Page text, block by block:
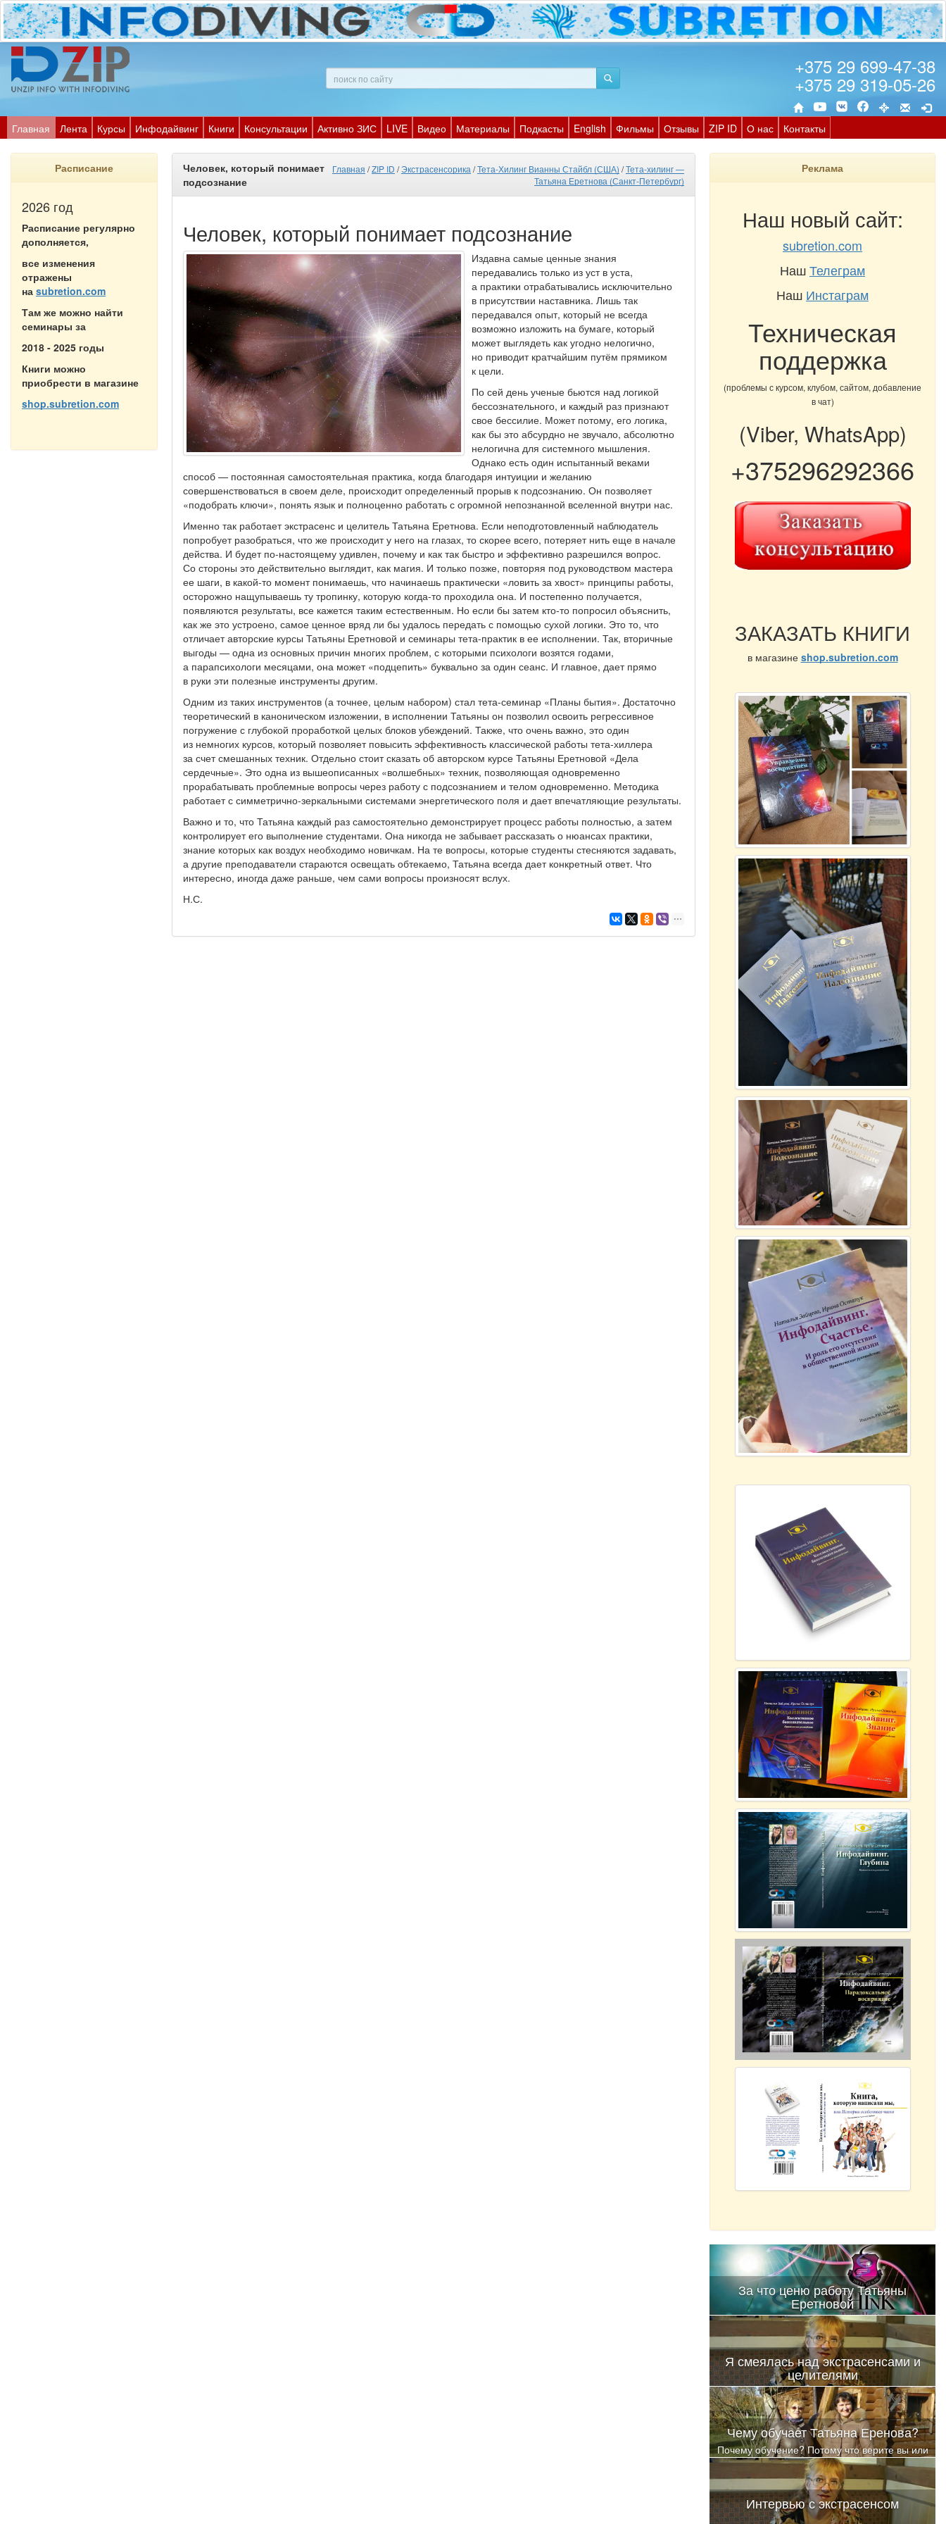
+375 29 699-47-38
+375 29 319-05-26
Главная Лента Курсы Инфодайвинг Книги Консультации Активно ЗИС LIVE Видео Материалы Подкасты English Фильмы Отзывы ZIP ID О нас Контакты
Расписание
2026 год
Расписание регулярно
дополняется,
все изменения
отражены
на subretion.com
Там же можно найти
семинары за
2018 - 2025 годы
Книги можно
приобрести в магазине
shop.subretion.com
Человек, который понимает
подсознание
Главная /ZIP ID /Экстрасенсорика /Тета-Хилинг Вианны Стайбл (США) /Тета-хилинг —
Татьяна Еретнова (Санкт-Петербург)
Человек, который понимает подсознание
Издавна самые ценные знания
передавались только из уст в уста,
а практики отрабатывались исключительно
в присутствии наставника. Лишь так
передавался опыт, который не всегда
возможно изложить на бумаге, который
может выглядеть как угодно нелогично,
но приводит кратчайшим путём прямиком
к цели.
По сей день ученые бьются над логикой
бессознательного, и каждый раз признают
свое бессилие. Может потому, его логика,
как бы это абсурдно не звучало, абсолютно
нелогична для системного мышления.
Однако есть один испытанный веками
способ — постоянная самостоятельная практика, когда благодаря интуиции и желанию
совершенствоваться в своем деле, происходит определенный прорыв к подсознанию. Он позволяет
«подобрать ключи», понять язык и полноценно работать с огромной непознанной вселенной внутри нас.
Именно так работает экстрасенс и целитель Татьяна Еретнова. Если неподготовленный наблюдатель
попробует разобраться, что же происходит у него на глазах, то скорее всего, потеряет нить еще в начале
действа. И будет по-настоящему удивлен, почему и как так быстро и эффективно разрешился вопрос.
Со стороны это действительно выглядит, как магия. И только позже, повторяя под руководством мастера
ее шаги, в какой-то момент понимаешь, что начинаешь практически «ловить за хвост» принципы работы,
осторожно нащупываешь ту тропинку, которую когда-то проходила она. И постепенно получается,
появляются результаты, все кажется таким естественным. Но если бы затем кто-то попросил объяснить,
как же это устроено, самое ценное вряд ли бы удалось передать с помощью сухой логики. Это то, что
отличает авторские курсы Татьяны Еретновой и семинары тета-практик в ее исполнении. Так, вторичные
выгоды — одна из основных причин многих проблем, с которыми психологи возятся годами,
а парапсихологи месяцами, она может «подцепить» буквально за один сеанс. И главное, дает прямо
в руки эти полезные инструменты другим.
Одним из таких инструментов (а точнее, целым набором) стал тета-семинар «Планы бытия». Достаточно
теоретический в каноническом изложении, в исполнении Татьяны он позволил освоить регрессивное
погружение с глубокой проработкой целых блоков убеждений. Также, что очень важно, это один
из немногих курсов, который позволяет повысить эффективность классической работы тета-хиллера
за счет смешанных техник. Отдельно стоит сказать об авторском курсе Татьяны Еретновой «Дела
сердечные». Это одна из вышеописанных «волшебных» техник, позволяющая одновременно
прорабатывать проблемные вопросы через работу с подсознанием и телом одновременно. Методика
работает с симметрично-зеркальными системами энергетического поля и дает впечатляющие результаты.
Важно и то, что Татьяна каждый раз самостоятельно демонстрирует процесс работы полностью, а затем
контролирует его выполнение студентами. Она никогда не забывает рассказать о нюансах практики,
знание которых как воздух необходимо новичкам. На те вопросы, которые студенты стесняются задавать,
а другие преподаватели стараются освещать обтекаемо, Татьяна всегда дает конкретный ответ. Что
интересно, иногда даже раньше, чем сами вопросы произносят вслух.
Н.С.
Реклама
Наш новый сайт:
subretion.com
НашТелеграм
Наш Инстаграм
Техническая
поддержка
(проблемы с курсом, клубом, сайтом, добавление
в чат)
(Viber, WhatsApp)
+375296292366
ЗАКАЗАТЬ КНИГИ
в магазине shop.subretion.com
За что ценю работу Татьяны
Еретновой
Я смеялась над экстрасенсами и
целителями
Татьяна Еретнова, известный психолог,
экстрасенс и целитель из Санкт-Петербурга с
опытом более 10 лет, автор обучающих
программ
Чему обучает Татьяна Еренова?
Почему обучение? Потому что верите вы или
нет, но реально исцелить себя, свои самые
серьезные недуги, может только сам человек
Интервью с экстрасенсом